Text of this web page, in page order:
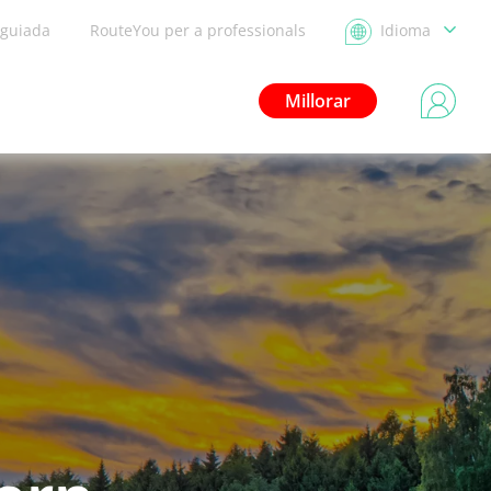
RouteYou per a professionals Idioma
Millorar